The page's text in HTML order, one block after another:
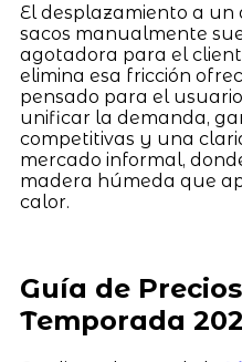
El desplazamiento a
sacos manualmente
agotadora para el
elimina esa fricción
pensado para el
unificar la demanda,
competitivas y una
mercado informal,
madera húmeda que
calor.
Guía de
Temporada